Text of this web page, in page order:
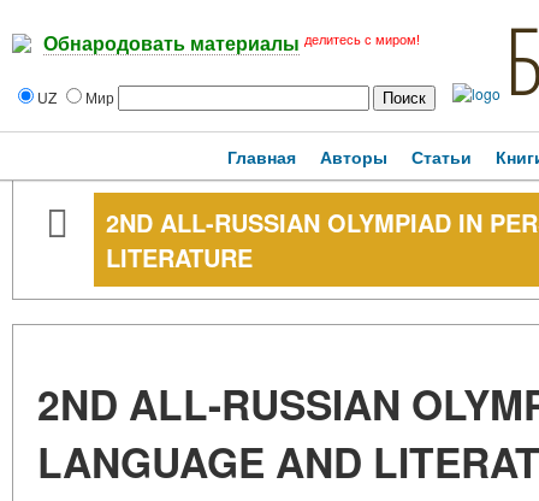
Обнародовать материалы делитесь с миром!
UZ Мир
Главная Авторы Статьи
2ND ALL-RUSSIAN OLYMPIAD IN
LITERATURE
2ND ALL-RUSSIAN
LANGUAGE AND